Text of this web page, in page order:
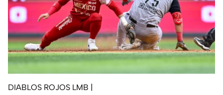
DIABLOS ROJOS LMB |